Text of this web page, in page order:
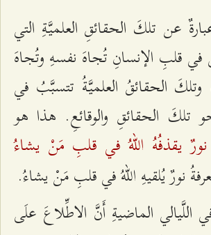
عن تلكَ الحقائقِ العلمیَّةِ التي
في قلبِ الإنسانِ تُجاهَ نفسهِ وتُجاهَ
وتلكَ الحقائقُ العلمیَّةُ تتسبَّبُ في
تلكَ الحقائقِ والوقائعِ. هذا هو
نورٌ یقذفُهُ اللّهُ في قلبِ مَنْ یشاءُ
نورٌ یُلقیهِ اللّهُ في قلبِ مَنْ یشاءُ.
اللَّیالي الماضیةِ أَنَّ الاطِّلاعَ علَى